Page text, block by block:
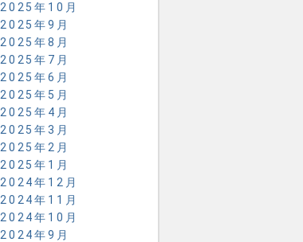
2025年10月
2025年9月
2025年8月
2025年7月
2025年6月
2025年5月
2025年4月
2025年3月
2025年2月
2025年1月
2024年12月
2024年11月
2024年10月
2024年9月